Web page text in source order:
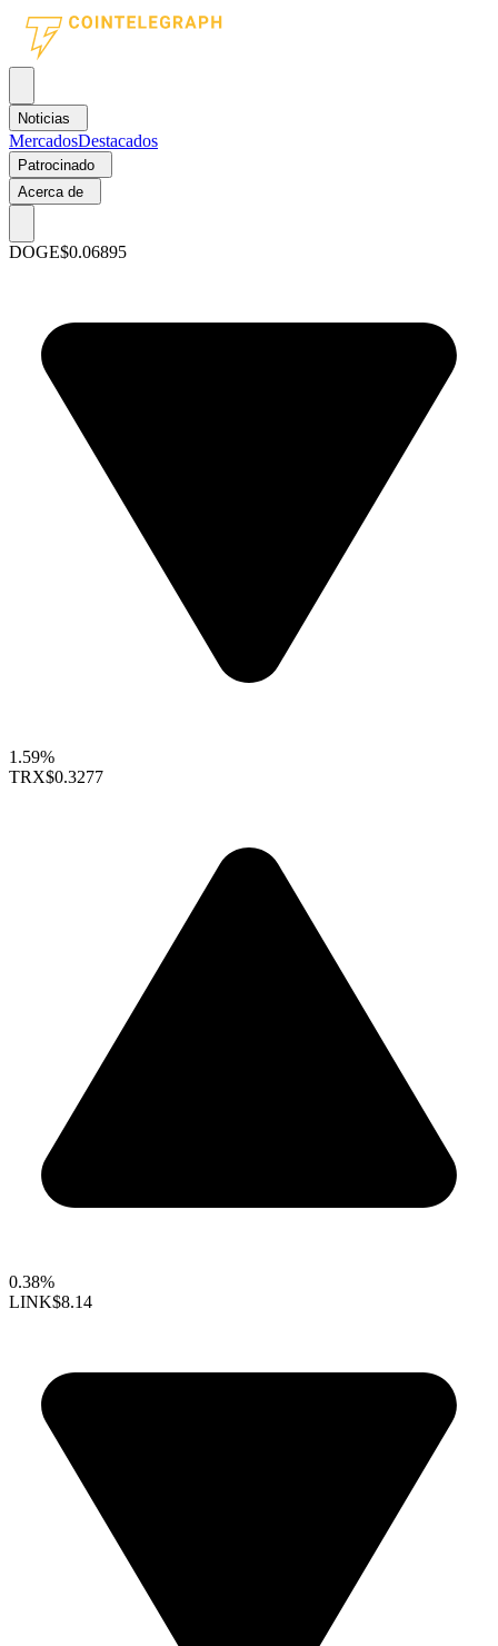
Noticias
MercadosDestacados
Patrocinado
Acerca de
DOGE$0.06895
1.59%
TRX$0.3277
0.38%
LINK$8.14